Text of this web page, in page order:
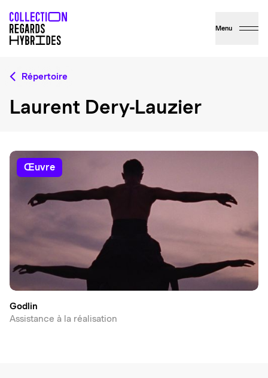
Menu
Répertoire
Laurent Dery-Lauzier
œuvre
Godlin
Assistance à la réalisation